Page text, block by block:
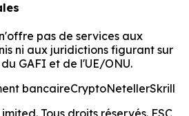
pas de services aux
ni aux juridictions figurant sur
GAFI et de l'UE/ONU.
bancaireCryptoNetellerSkrill